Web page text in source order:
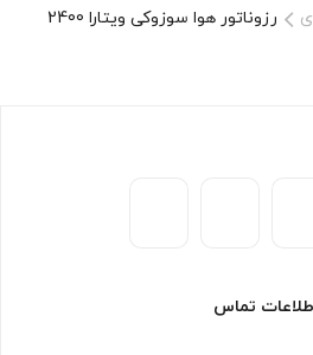
رزوناتور هوا سوزوکی ویتارا 2400
تماس